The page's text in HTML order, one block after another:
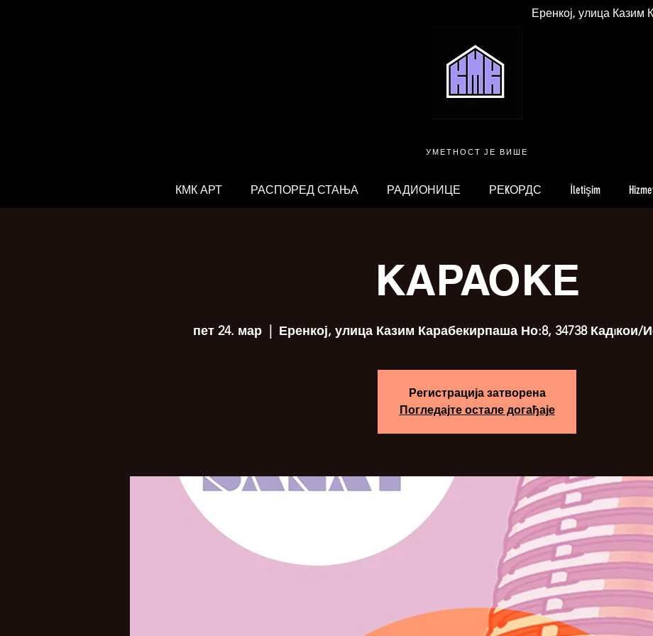
Еренкој, улица Казим
УМЕТНОСТ ЈЕ ВИШЕ
КМК АРТ РАСПОРЕД СТАЊА РАДИОНИЦЕ РЕKОРДС İletişim
КАРАОКЕ
пет 24. мар
  |
Еренкој, улица Казим Карабекирпаша Но:8, 34738 Кадıкои/
Регистрација затворена
Погледајте остале догађаје